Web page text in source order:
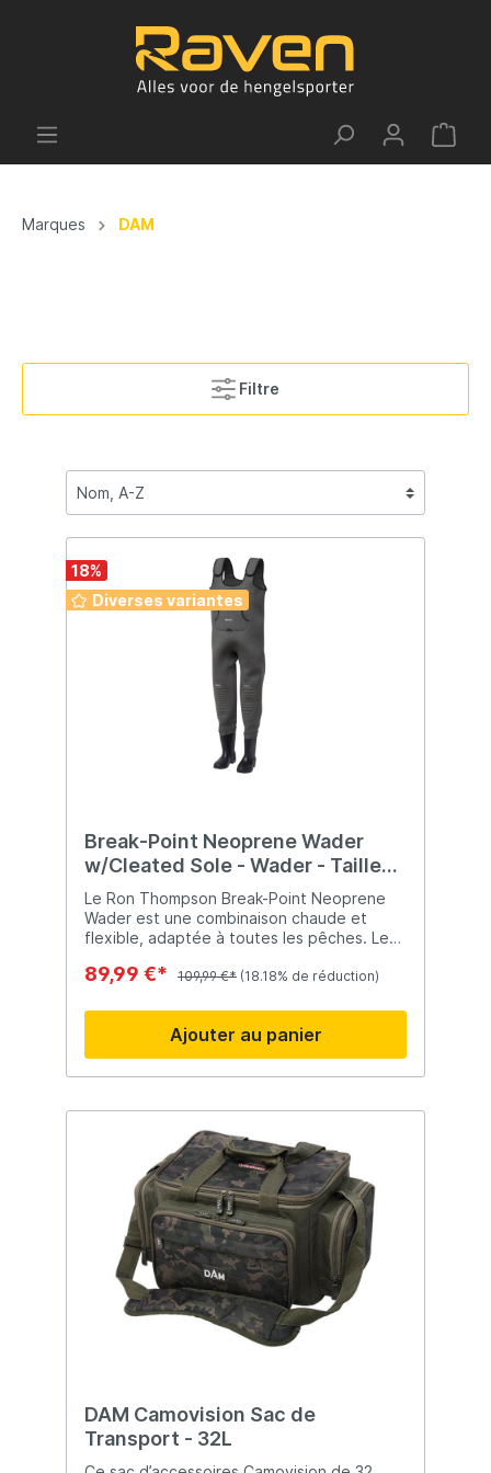
Marques DAM
Filtre
18%
Diverses variantes
Break-Point Neoprene Wader
w/Cleated Sole - Wader - Taille
40/41
Le Ron Thompson Break-Point Neoprene
Wader est une combinaison chaude et
flexible, adaptée à toutes les pêches. Les
profil pour une bonne adhérence. Equipé
et de genouillères renforcées.
89,99 €* 109,99 €* (18.18% de réduction)
Ajouter au panier
DAM Camovision Sac de
Transport - 32L